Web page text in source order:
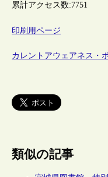
累計アクセス数:7751
印刷用ページ
カレントアウェアネス・
類似の記事